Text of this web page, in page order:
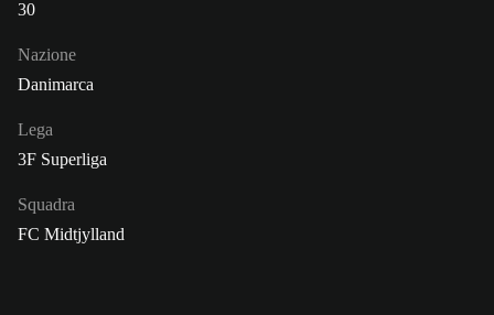
30
Nazione
Danimarca
Lega
3F Superliga
Squadra
FC Midtjylland